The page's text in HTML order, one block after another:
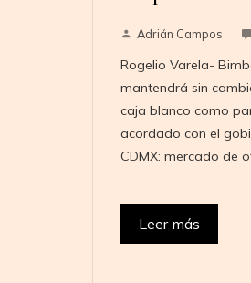
Adrián Campos
Rogelio Varela-
mantendrá sin
caja blanco como
acordado con el
CDMX: mercado de
Leer más